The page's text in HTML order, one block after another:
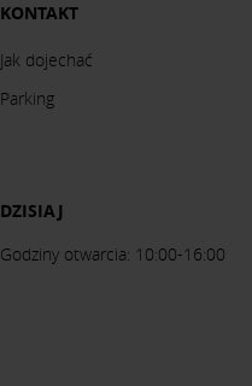
KONTAKT
Jak dojechać
Parking
DZISIAJ
Godziny otwarcia: 10:00-16:00